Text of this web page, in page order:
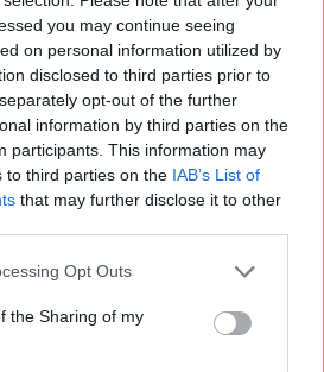
you may continue seeing
on personal information utilized by
disclosed to third parties prior to
opt-out of the further
information by third parties on the
participants. This information may
to third parties on the IAB’s List of
that may further disclose it to other
Opt Outs
the Sharing of my